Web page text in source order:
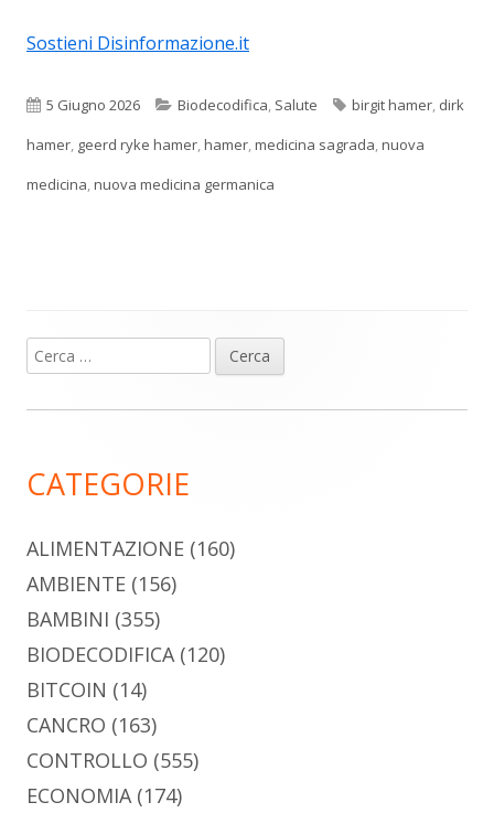
Sostieni Disinformazione.it
Pubblicato
5 Giugno 2026 Categorie
Biodecodifica, Salute Tag
birgit hamer, dirk
hamer, geerd ryke hamer,hamer,medicina sagrada,nuova
medicina,nuova medicina germanica
Barra
laterale
Ricerca
per:
CATEGORIE
ALIMENTAZIONE (160)
AMBIENTE (156)
BAMBINI (355)
BIODECODIFICA(120)
BITCOIN (14)
CANCRO (163)
CONTROLLO (555)
ECONOMIA(174)